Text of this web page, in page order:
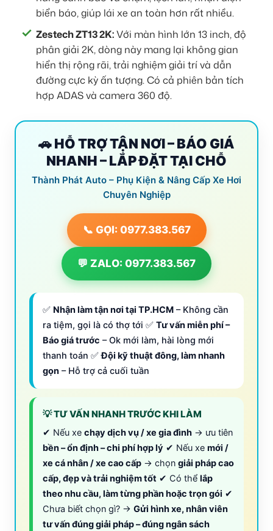
biển báo, giúp lái xe an toàn hơn rất nhiều.
Zestech ZT13 2K:Với màn hình lớn 13 inch, độ
phân giải 2K, dòng này mang lại không gian
hiển thị rộng rãi, trải nghiệm giải trí và dẫn
đường cực kỳ ấn tượng. Có cả phiên bản tích
hợp ADAS và camera 360 độ.
🚗 HỖ TRỢ TẬN NƠI – BÁO GIÁ
NHANH – LẮP ĐẶT TẠI CHỖ
Thành Phát Auto – Phụ Kiện & Nâng Cấp Xe Hơi
Chuyên Nghiệp
📞 GỌI: 0977.383.567
💬 ZALO: 0977.383.567
✅ Nhận làm tận nơi tại TP.HCM – Không cần
ra tiệm, gọi là có thợ tới ✅ Tư vấn miễn phí –
Báo giá trước – Ok mới làm, hài lòng mới
thanh toán ✅Đội kỹ thuật đông, làm nhanh
gọn – Hỗ trợ cả cuối tuần
💡 TƯ VẤN NHANH TRƯỚC KHI LÀM
✔ Nếu xe chạy dịch vụ / xe gia đình → ưu tiên
bền – ổn định – chi phí hợp lý ✔ Nếu xe mới /
xe cá nhân / xe cao cấp → chọn giải pháp cao
cấp, đẹp và trải nghiệm tốt ✔ Có thể lắp
theo nhu cầu, làm từng phần hoặc trọn gói ✔
Chưa biết chọn gì? → Gửi hình xe, nhân viên
tư vấn đúng giải pháp – đúng ngân sách